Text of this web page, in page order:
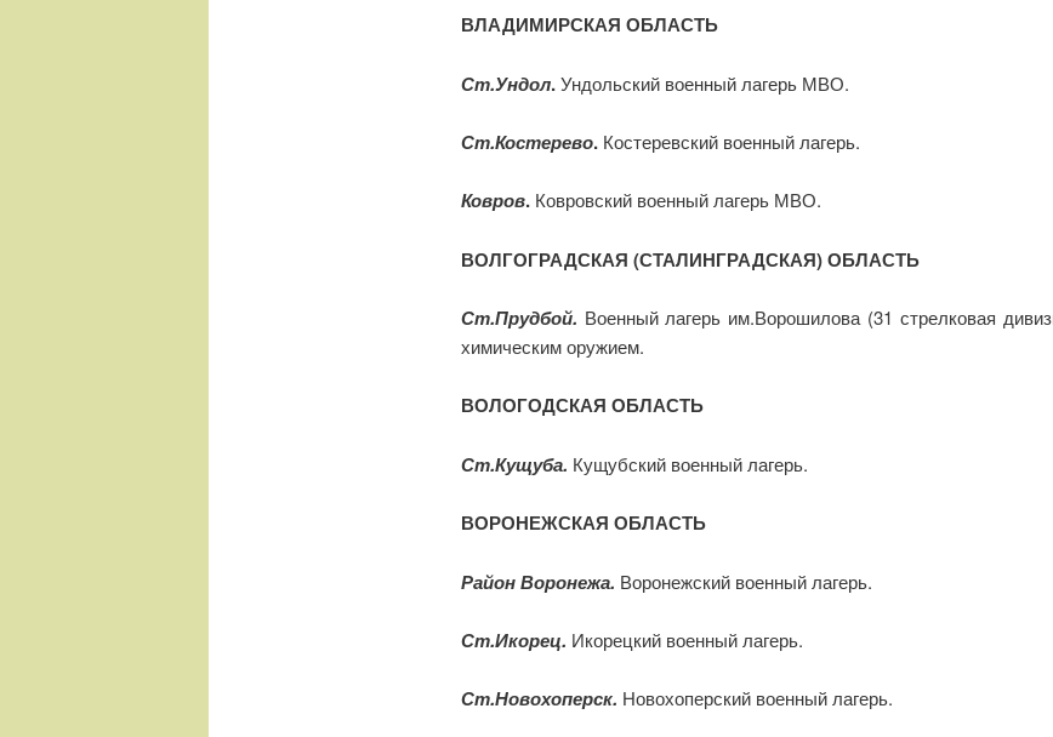
ВЛАДИМИРСКАЯ ОБЛАСТЬ
Ст.Ундол.Ундольский военный лагерь МВО.
Ст.Костерево.Костеревский военный лагерь.
Ковров.Ковровский военный лагерь МВО.
ВОЛГОГРАДСКАЯ (СТАЛИНГРАДСКАЯ) ОБЛАСТЬ
Ст.Прудбой. Военный лагерь им.Ворошилова (31 стрелковая
химическим оружием.
ВОЛОГОДСКАЯ ОБЛАСТЬ
Ст.Кущуба. Кущубский военный лагерь.
ВОРОНЕЖСКАЯ ОБЛАСТЬ
Район Воронежа. Воронежский военный лагерь.
Ст.Икорец. Икорецкий военный лагерь.
Ст.Новохоперск. Новохоперский военный лагерь.